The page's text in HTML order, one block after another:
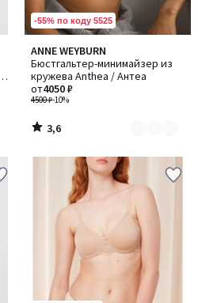
-55% по коду 5525
ANNE WEYBURN
Бюстгальтер-минимайзер из
кружева Anthea / Антеа
4500 ₽-10%
от4050 ₽
3,6
/ 5
Количество
цветов:
2
3,6
/